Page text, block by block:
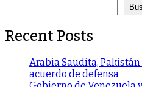
Recent Posts
Arabia Saudita,
acuerdo de defensa